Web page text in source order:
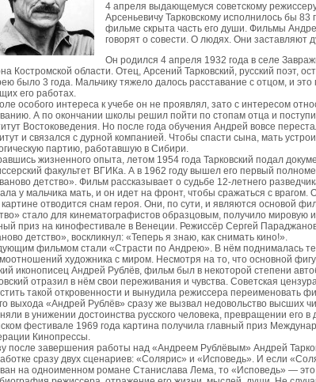
4 апреля выдающемуся советскому
Арсеньевичу Тарковскому исполнилось бы 83
фильме скрыта часть его души. Фильмы
говорят о совести. О людях. Они заставляют
Он родился 4 апреля 1932 года в селе
Костромской области. Отец, Арсений Тарковский, русский поэт,
было 3 года. Мальчику тяжело далось расставание с отцом, и это
его работах.
особого интереса к учебе он не проявлял, зато с интересом
А по окончании школы решил пойти по стопам отца и
Востоковедения. Но после года обучения Андрей вовсе
и связался с дурной компанией. Чтобы спасти сына, мать
партию, работавшую в Сибири.
жизненного опыта, летом 1954 года Тарковский подал
факультет ВГИКа. А в 1962 году вышел его первый
детство». Фильм рассказывает о судьбе 12-летнего
у мальчика мать, и он идет на фронт, чтобы сражаться с врагом.
картине отводится снам героя. Они, по сути, и являются основой
стало для кинематографистов образцовым, получило мировую
приз на кинофестивале в Венеции. Режиссёр Сергей
детство», воскликнул: «Теперь я знаю, как снимать кино!».
фильмом стали «Страсти по Андрею». В нём поднималась
художника с миром. Несмотря на то, что основной
иконописец Андрей Рублёв, фильм был в некоторой степени
отразил в нём свои переживания и чувства. Советская
такой откровенности и вынудила режиссера переименовать
выхода «Андрей Рублёв» сразу же вызвал недовольство высших
в унижении достоинства русского человека, превращении его в
фестивале 1969 года картина получила главный приз
Кинопрессы.
после завершения работы над «Андреем Рублёвым» Андрей
сразу двух сценариев: «Солярис» и «Исповедь». И если
на одноименном романе Станислава Лема, то «Исповедь» — это